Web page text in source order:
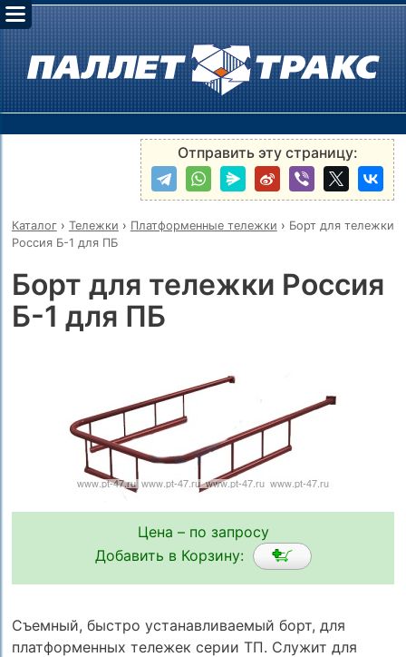
Отправить эту страницу:
Каталог› Тележки › Платформенные тележки › Борт для тележки
Россия Б-1 для ПБ
Борт для тележки Россия
Б-1 для ПБ
Цена – по запросу
Добавить в Корзину:
Съемный, быстро устанавливаемый борт, для
платформенных тележек серии ТП. Служит для